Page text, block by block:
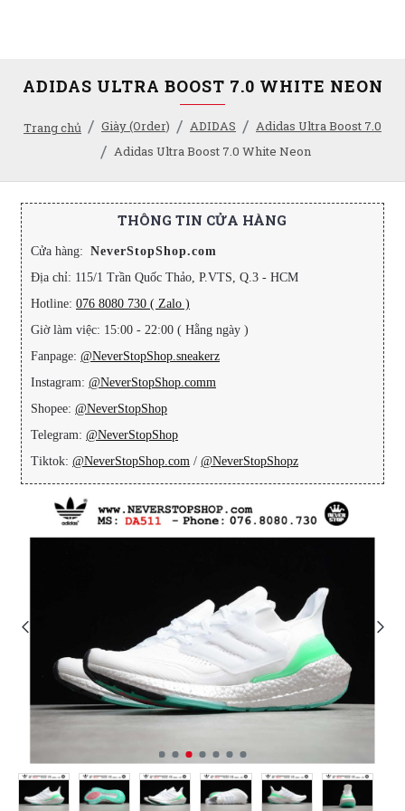
Trang chủ Giày (Order) ADIDAS
Adidas Ultra Boost 7.0
Adidas Ultra Boost 7.0 White Neon
ADIDAS ULTRA BOOST 7.0 WHITE NEON
THÔNG TIN CỬA HÀNG
Cửa hàng: NeverStopShop.com
Địa chỉ: 115/1 Trần Quốc Thảo, P.VTS, Q.3 - HCM
Hotline: 076 8080 730 ( Zalo )
Giờ làm việc: 15:00 - 22:00 ( Hằng ngày )
Fanpage: @NeverStopShop.sneakerz
Instagram: @NeverStopShop.comm
Shopee: @NeverStopShop
Telegram: @NeverStopShop
Tiktok: @NeverStopShop.com / @NeverStopShopz